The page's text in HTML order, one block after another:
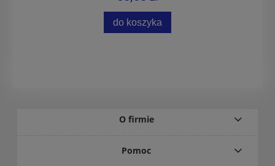
do koszyka
O firmie
Pomoc